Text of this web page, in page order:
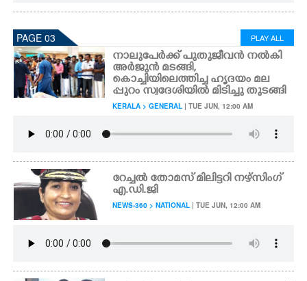
PAGE 03 PLAY ALL
നാലുപേർക്ക് പുതുജീവൻ നൽകി
അർജുൻ മടങ്ങി,
കൊച്ചിയിലെത്തിച്ച ഹൃദയം മല
പ്പുറം സ്വദേശിയിൽ മിടിച്ചു തുടങ്ങി
KERALA > GENERAL | TUE JUN, 12:00 AM
റേച്ചൽ തോമസ് മിലിട്ടറി നഴ്സിംഗ്
എ.ഡി.ജി
NEWS-360 > NATIONAL | TUE JUN, 12:00 AM